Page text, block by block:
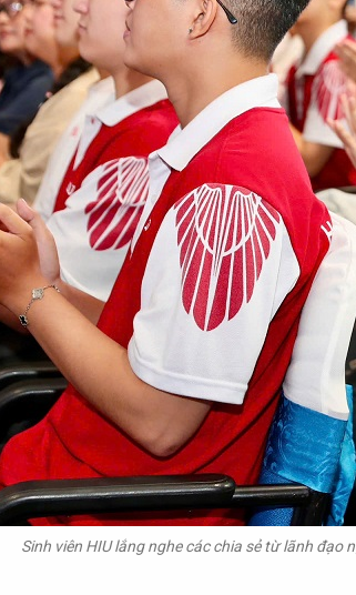
Sinh viên HIU lắng nghe các chia sẻ từ lãnh